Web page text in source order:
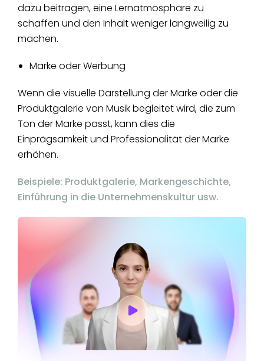
dazu beitragen, eine Lernatmosphäre zu
schaffen und den Inhalt weniger langweilig zu
machen.
Marke oder Werbung
Wenn die visuelle Darstellung der Marke oder die
Produktgalerie von Musik begleitet wird, die zum
Ton der Marke passt, kann dies die
Einprägsamkeit und Professionalität der Marke
erhöhen.
Beispiele: Produktgalerie, Markengeschichte,
Einführung in die Unternehmenskultur usw.